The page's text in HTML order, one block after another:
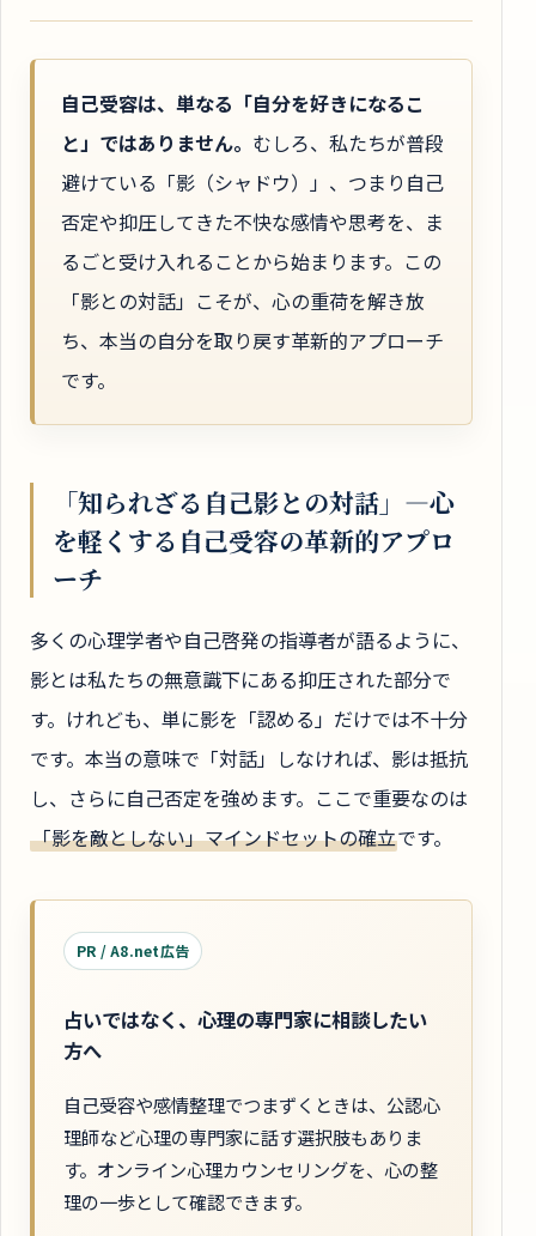
自己受容は、単なる「自分を好きになるこ
と」ではありません。 むしろ、私たちが普段
避けている「影（シャドウ）」、つまり自己
否定や抑圧してきた不快な感情や思考を、ま
るごと受け入れることから始まります。この
「影との対話」こそが、心の重荷を解き放
ち、本当の自分を取り戻す革新的アプローチ
です。
「知られざる自己影との対話」―心
を軽くする自己受容の革新的アプロ
ーチ
多くの心理学者や自己啓発の指導者が語るように、
影とは私たちの無意識下にある抑圧された部分で
す。けれども、単に影を「認める」だけでは不十分
です。本当の意味で「対話」しなければ、影は抵抗
し、さらに自己否定を強めます。ここで重要なのは
「影を敵としない」マインドセットの確立です。
PR / A8.net広告
占いではなく、心理の専門家に相談したい
方へ
自己受容や感情整理でつまずくときは、公認心
理師など心理の専門家に話す選択肢もありま
す。オンライン心理カウンセリングを、心の整
理の一歩として確認できます。